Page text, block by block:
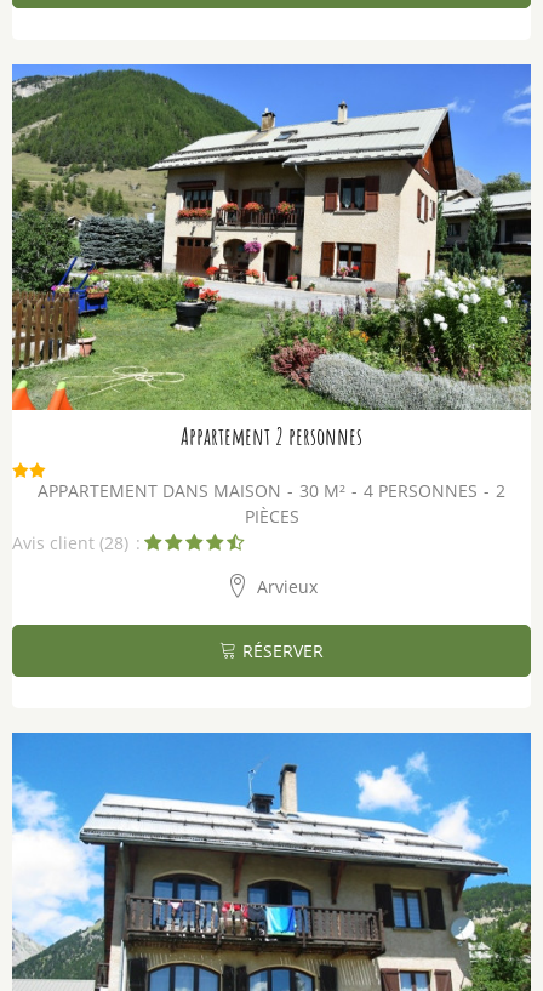
Appartement 2 personnes
APPARTEMENT DANS MAISON 30 M² 4 PERSONNES
2
PIÈCES
Avis client (28)
Arvieux
RÉSERVER